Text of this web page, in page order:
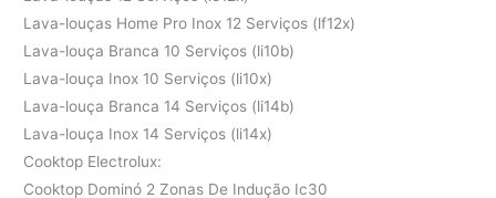
Lava-louças Home Pro Inox 12 Serviços (lf12x)
Lava-louça Branca 10 Serviços (li10b)
Lava-louça Inox 10 Serviços (li10x)
Lava-louça Branca 14 Serviços (li14b)
Lava-louça Inox 14 Serviços (li14x)
Cooktop Electrolux:
Cooktop Dominó 2 Zonas De Indução Ic30